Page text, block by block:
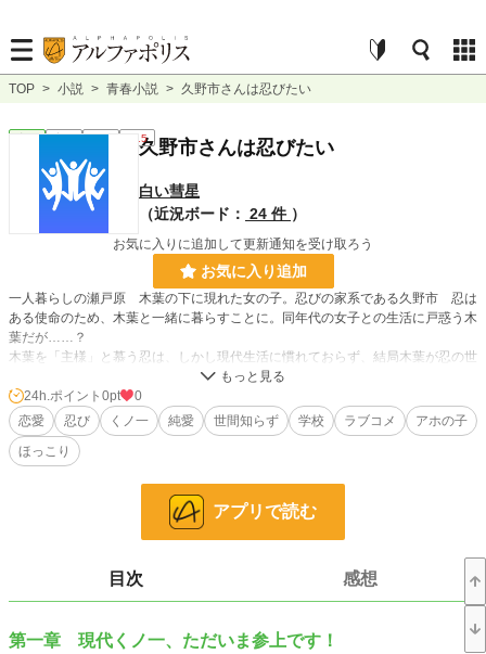
TOP > 小説 > 青春小説 > 久野市さんは忍びたい
完結 長編 R15久野市さんは忍びたい
白い彗星
（近況ボード： 24 件 ）
お気に入りに追加して更新通知を受け取ろう
お気に入り追加
一人暮らしの瀬戸原 木葉の下に現れた女の子。忍びの家系である久野市 忍は
ある使命のため、木葉と一緒に暮らすことに。同年代の女子との生活に戸惑う木
葉だが……？
木葉を「主様」と慕う忍は、しかし現代生活に慣れておらず、結局木葉が忍の世
日常やトラブルを乗り越え、お互いに生活していく中で、二人の中でその関係性
に変化が生まれていく。
「胸がぽかぽかする……この気持ちは、いったいなんでしょう」
これは使命感？ それとも……
木葉の周囲の人々とも徐々に関わりを持っていく……ドタバタ生活が始まる！
24h.ポイント 0pt
0
恋愛
忍び くノ一 純愛 世間知らず 学校 ラブコメ
アホの子
ほっこり
アプリで読む
目次 感想
第一章 現代くノ一、ただいま参上です！